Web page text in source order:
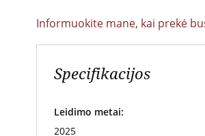
Informuokite mane, kai prekė
Specifikacijos
Leidimo metai:
2025